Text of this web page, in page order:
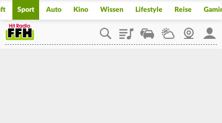
Sport Auto Kino Wissen Lifestyle Reise
PlaylistStaupilotWetterWebcam